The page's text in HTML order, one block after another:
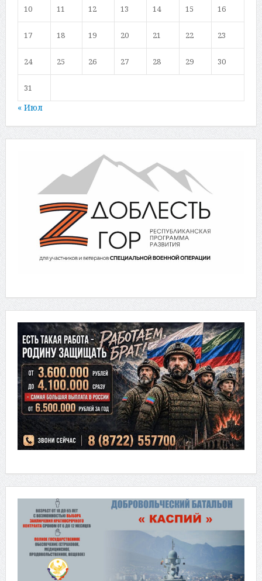
10 11 12 13 14 15 16
17 18 19 20 21 22 23
24 25 26 27 28 29 30
31
« Июл